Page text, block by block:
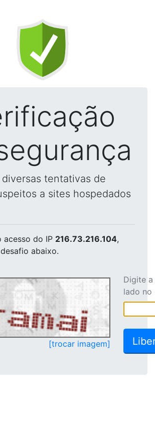
tentativas de
a sites hospedados
acesso do IP 216.73.216.104,
abaixo.
[trocar imagem]
Digite
lado no